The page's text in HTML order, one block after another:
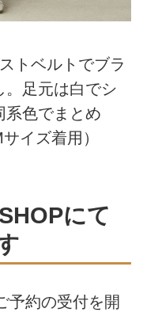
トベルトでブラ
。足元は白でシ
系色でまとめ
イズ着用）
にて
予約の受付を開